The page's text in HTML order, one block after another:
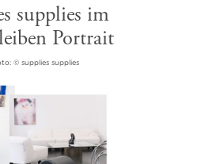
supplies im
Portrait
© supplies supplies